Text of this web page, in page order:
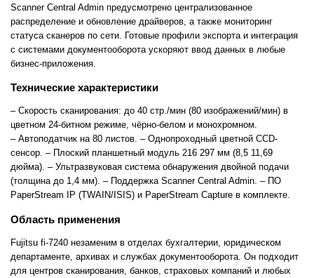
Scanner Central Admin предусмотрено централизованное
распределение и обновление драйверов, а также мониторинг
статуса сканеров по сети. Готовые профили экспорта и интеграция
с системами документооборота ускоряют ввод данных в любые
бизнес-приложения.
Технические характеристики
– Скорость сканирования: до 40 стр./мин (80 изображений/мин) в
цветном 24-битном режиме, чёрно-белом и монохромном.
– Автоподатчик на 80 листов. – Однопроходный цветной CCD-
сенсор. – Плоский планшетный модуль 216 297 мм (8,5 11,69
дюйма). – Ультразвуковая система обнаружения двойной подачи
(толщина до 1,4 мм). – Поддержка Scanner Central Admin. – ПО
PaperStream IP (TWAIN/ISIS) и PaperStream Capture в комплекте.
Область применения
Fujitsu fi-7240 незаменим в отделах бухгалтерии, юридическом
департаменте, архивах и службах документооборота. Он подходит
для центров сканирования, банков, страховых компаний и любых